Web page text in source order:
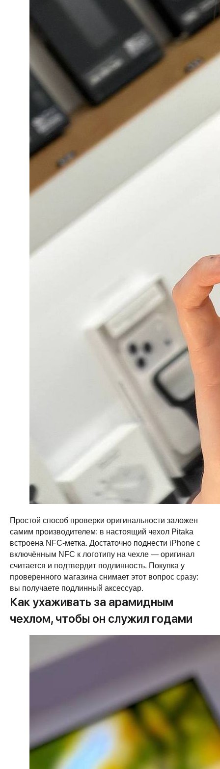
Простой способ проверки оригинальности заложен
самим производителем: в настоящий чехол Pitaka
встроена NFC-метка. Достаточно поднести iPhone с
включённым NFC к логотипу на чехле — оригинал
считается и подтвердит подлинность. Покупка у
проверенного магазина снимает этот вопрос сразу:
вы получаете подлинный аксессуар.
Как ухаживать за арамидным
чехлом, чтобы он служил годами